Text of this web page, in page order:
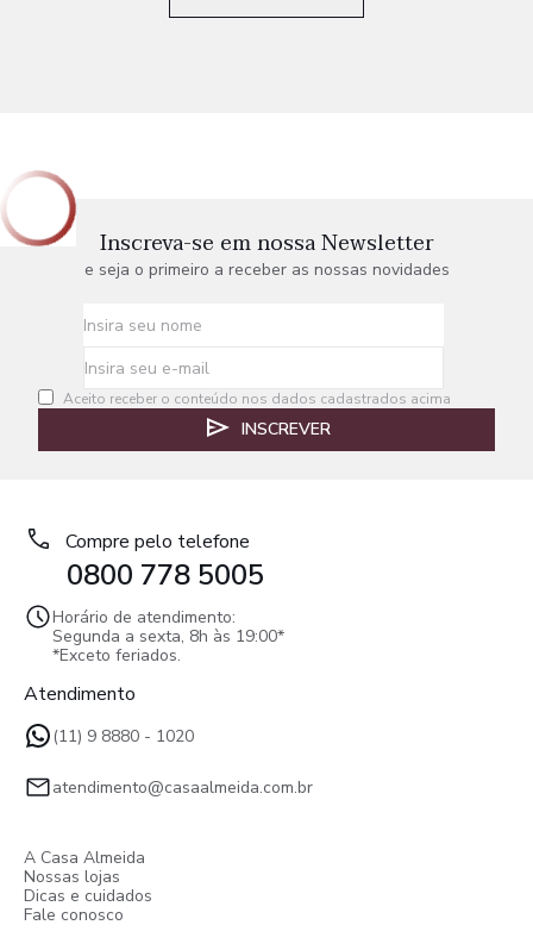
Inscreva-se em nossa Newsletter
e seja o primeiro a receber as nossas novidades
Aceito receber o conteúdo nos dados cadastrados acima
INSCREVER
Compre pelo telefone
0800 778 5005
Horário de atendimento:
Segunda a sexta, 8h às 19:00*
*Exceto feriados.
Atendimento
(11) 9 8880 - 1020
atendimento@casaalmeida.com.br
A Casa Almeida
Nossas lojas
Dicas e cuidados
Fale conosco